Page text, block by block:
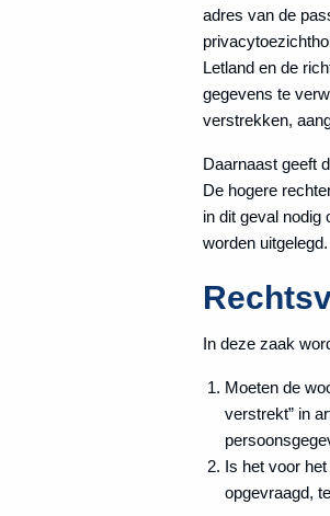
adres van de
Letland en de
gegevens te
verstrekken,
Daarnaast geeft
De hogere
in dit geval nodig
worden uitgelegd.
In deze zaak
Moeten de
verstrekt” in
Is het voor
opgevraagd,